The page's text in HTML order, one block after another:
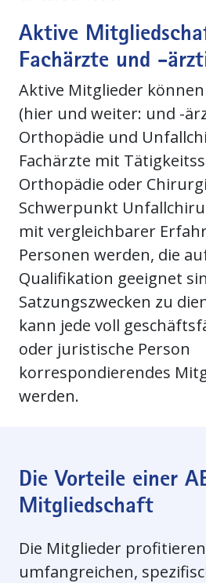
Aktive
Fachärzte und -
Aktive Mitglieder
(hier und weiter: und -
Orthopädie und
Fachärzte mit
Orthopädie oder
Schwerpunkt
mit vergleichbarer
Personen werden, die
Qualifikation geeignet
Satzungszwecken zu
kann jede voll
oder juristische Person
korrespondierendes
werden.
Die Vorteile einer
Mitgliedschaft
Die Mitglieder
umfangreichen,